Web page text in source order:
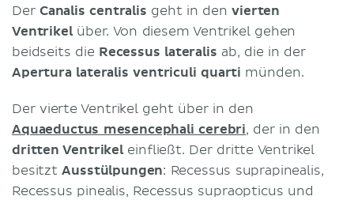
Der Canalis centralis geht in denvierten
Ventrikelüber. Von diesem Ventrikel gehen
beidseits die Recessus lateralis ab, die in der
Apertura lateralis ventriculi quarti münden.
Der vierte Ventrikel geht über in den
Aquaeductus mesencephali cerebri, der in den
dritten Ventrikeleinfließt. Der dritte Ventrikel
besitztAusstülpungen: Recessus suprapinealis,
Recessus pinealis, Recessus supraopticus und